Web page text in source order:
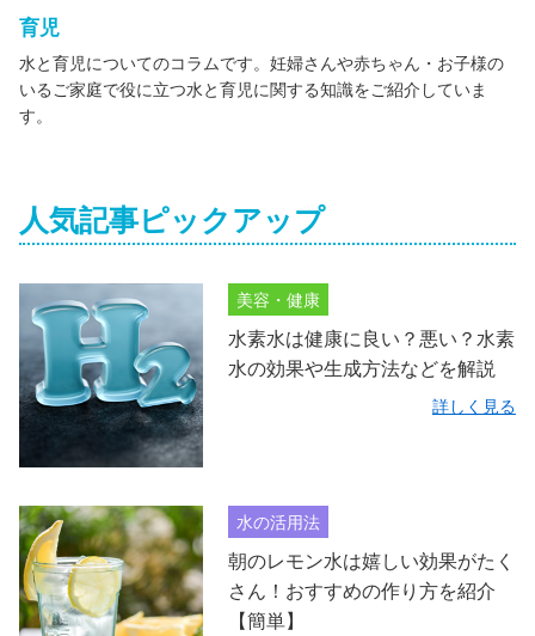
育児
水と育児についてのコラムです。妊婦さんや赤ちゃん・お子様の
いるご家庭で役に立つ水と育児に関する知識をご紹介していま
す。
人気記事ピックアップ
美容・健康
水素水は健康に良い？悪い？水素
水の効果や生成方法などを解説
詳しく見る
水の活用法
朝のレモン水は嬉しい効果がたく
さん！おすすめの作り方を紹介
【簡単】